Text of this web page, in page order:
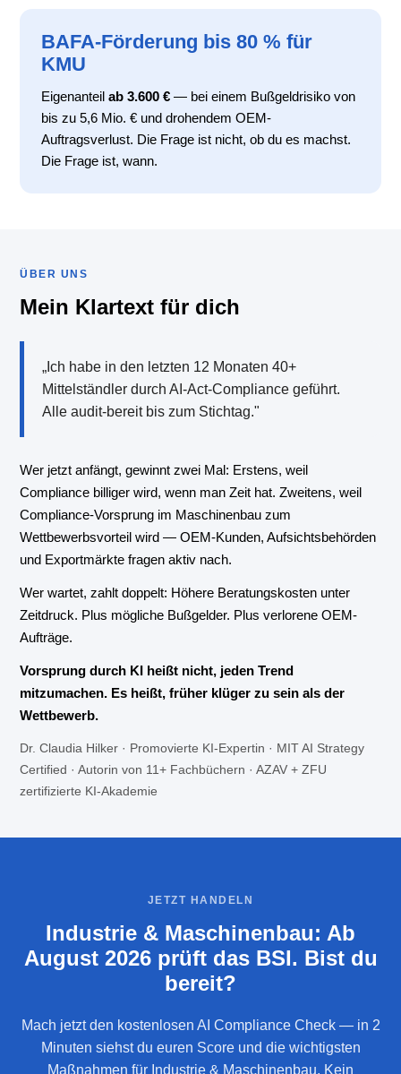
BAFA-Förderung bis 80 % für
KMU
Eigenanteilab 3.600 € — bei einem Bußgeldrisiko von
bis zu 5,6 Mio. € und drohendem OEM-
Auftragsverlust. Die Frage ist nicht, ob du es machst.
Die Frage ist, wann.
ÜBER UNS
Mein Klartext für dich
„Ich habe in den letzten 12 Monaten 40+
Mittelständler durch AI-Act-Compliance geführt.
Alle audit-bereit bis zum Stichtag."
Wer jetzt anfängt, gewinnt zwei Mal: Erstens, weil
Compliance billiger wird, wenn man Zeit hat. Zweitens, weil
Compliance-Vorsprung im Maschinenbau zum
Wettbewerbsvorteil wird — OEM-Kunden, Aufsichtsbehörden
und Exportmärkte fragen aktiv nach.
Wer wartet, zahlt doppelt: Höhere Beratungskosten unter
Zeitdruck. Plus mögliche Bußgelder. Plus verlorene OEM-
Aufträge.
Vorsprung durch KI heißt nicht, jeden Trend
mitzumachen. Es heißt, früher klüger zu sein als der
Wettbewerb.
Dr. Claudia Hilker · Promovierte KI-Expertin · MIT AI Strategy
Certified · Autorin von 11+ Fachbüchern · AZAV + ZFU
zertifizierte KI-Akademie
JETZT HANDELN
Industrie & Maschinenbau: Ab
August 2026 prüft das BSI. Bist du
bereit?
Mach jetzt den kostenlosen AI Compliance Check — in 2
Minuten siehst du euren Score und die wichtigsten
Maßnahmen für Industrie & Maschinenbau. Kein